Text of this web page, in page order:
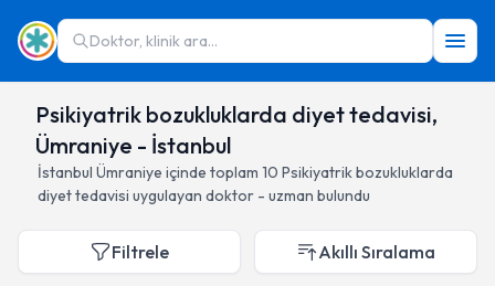
Doktor, klinik ara...
Psikiyatrik bozukluklarda diyet tedavisi,
Ümraniye - İstanbul
İstanbul Ümraniye içinde toplam 10 Psikiyatrik bozukluklarda
diyet tedavisi uygulayan doktor - uzman bulundu
Filtrele Akıllı Sıralama